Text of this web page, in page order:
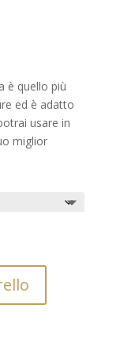
è quello più
ed è adatto
usare in
miglior